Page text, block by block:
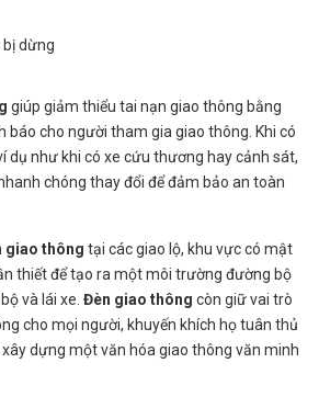
bị dừng
giúp giảm thiểu tai nạn giao thông bằng
báo cho người tham gia giao thông. Khi có
dụ như khi có xe cứu thương hay cảnh sát,
chóng thay đổi để đảm bảo an toàn
giao thông tại các giao lộ, khu vực có mật
thiết để tạo ra một môi trường đường bộ
và lái xe. Đèn giao thông còn giữ vai trò
cho mọi người, khuyến khích họ tuân thủ
dựng một văn hóa giao thông văn minh